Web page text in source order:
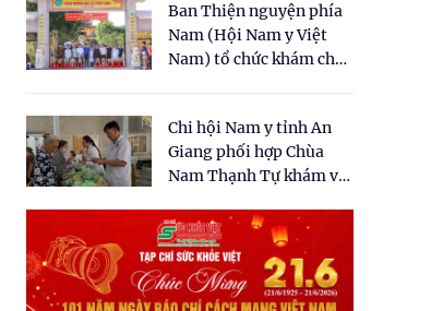
Ban Thiện nguyện phía
Nam (Hội Nam y Việt
Nam) tổ chức khám chữa
dân tại xã Tân Tập
Chi hội Nam y tỉnh An
Giang phối hợp Chùa
Nam Thạnh Tự khám và
nhân dân